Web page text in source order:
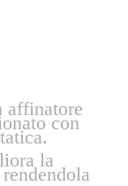
affinatore
con
la